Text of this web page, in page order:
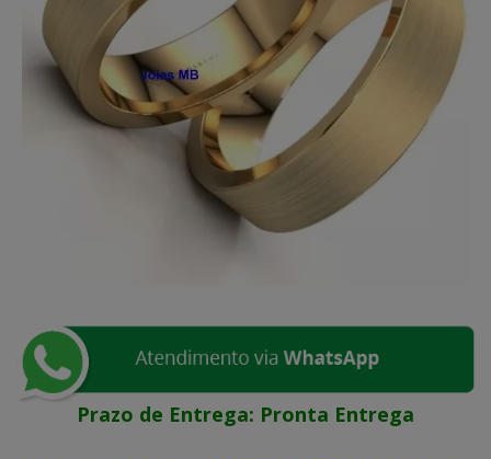
Prazo de Entrega: Pronta Entrega